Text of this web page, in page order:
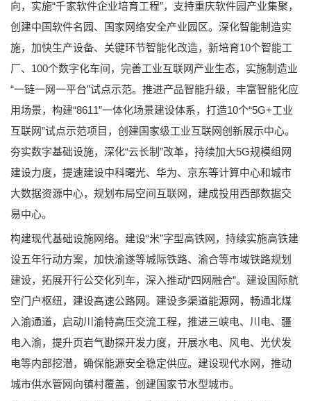
向，实施“千家软件企业培育工程”，支持重庆软件园产业集聚，
创建中国软件名园、国家网络安全产业园区。深化智能制造实
施，加快生产设备、关键环节智能化改造，新培育10个智能工
厂、100个数字化车间，完善工业互联网产业生态，实施制造业
“一链一网一平台”试点示范。推进产品智能升级，丰富智能化应
用场景，构建“8611”一体化场景建设体系，打造10个“5G+工业
互联网”试点示范项目，创建国家级工业互联网创新展示中心。
夯实数字基础设施，深化“云长制”改革，持续加大5G规模组网
建设力度，提速建设中科曙光、华为、京东等计算中心和城市
大数据资源中心，规划布局空间互联网，建成投用西部数据交
易中心。
构建现代基础设施网络。建设“米”字型高铁网，持续实施高铁建
设五年行动方案，加快渝遂等城际铁路、渝合等市域铁路规划
建设，拓展开行公交化列车，深入推动“四网融合”。建设国际航
空门户枢纽，建设高速公路网。建设多渠道能源网，畅通北煤
入渝通道，启动川渝特高压交流工程，推进三峡电、川电、疆
电入渝，提升页岩气勘探开发力度，开展水电、风电、光伏发
电等内部挖潜，确保能源安全稳定供应。建设现代水网，推动
城市供水管网向镇村覆盖，创建国家节水型城市。